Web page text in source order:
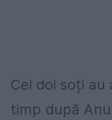
Cei doi soți au
timp după